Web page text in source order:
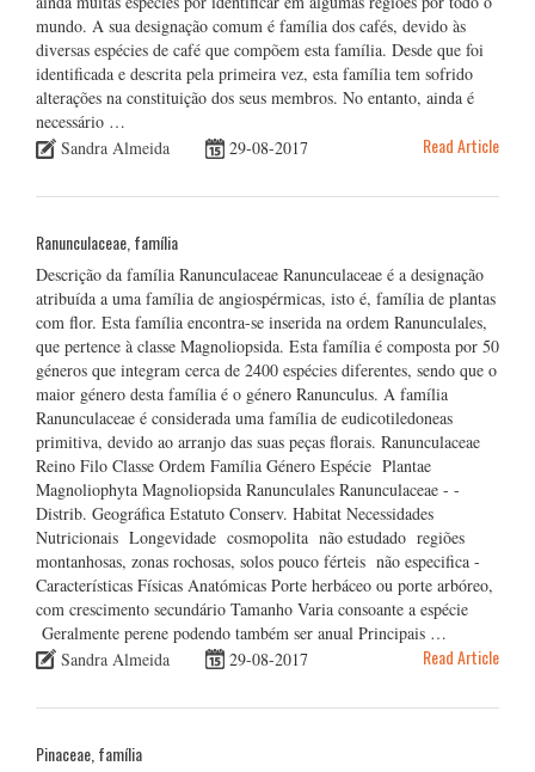
mundo. A sua designação comum é família dos cafés, devido às
diversas espécies de café que compõem esta família. Desde que foi
identificada e descrita pela primeira vez, esta família tem sofrido
alterações na constituição dos seus membros. No entanto, ainda é
necessário …
Sandra Almeida
29-08-2017 Read Article
Ranunculaceae, família
Descrição da família Ranunculaceae Ranunculaceae é a designação
atribuída a uma família de angiospérmicas, isto é, família de plantas
com flor. Esta família encontra-se inserida na ordem Ranunculales,
que pertence à classe Magnoliopsida. Esta família é composta por 50
géneros que integram cerca de 2400 espécies diferentes, sendo que o
maior género desta família é o género Ranunculus. A família
Ranunculaceae é considerada uma família de eudicotiledoneas
primitiva, devido ao arranjo das suas peças florais. Ranunculaceae
Reino Filo Classe Ordem Família Género Espécie Plantae
Magnoliophyta Magnoliopsida Ranunculales Ranunculaceae - -
Distrib. Geográfica Estatuto Conserv. Habitat Necessidades
Nutricionais Longevidade cosmopolita não estudado regiões
montanhosas, zonas rochosas, solos pouco férteis não especifica -
Características Físicas Anatómicas Porte herbáceo ou porte arbóreo,
com crescimento secundário Tamanho Varia consoante a espécie
Geralmente perene podendo também ser anual Principais …
Sandra Almeida
29-08-2017 Read Article
Pinaceae, família